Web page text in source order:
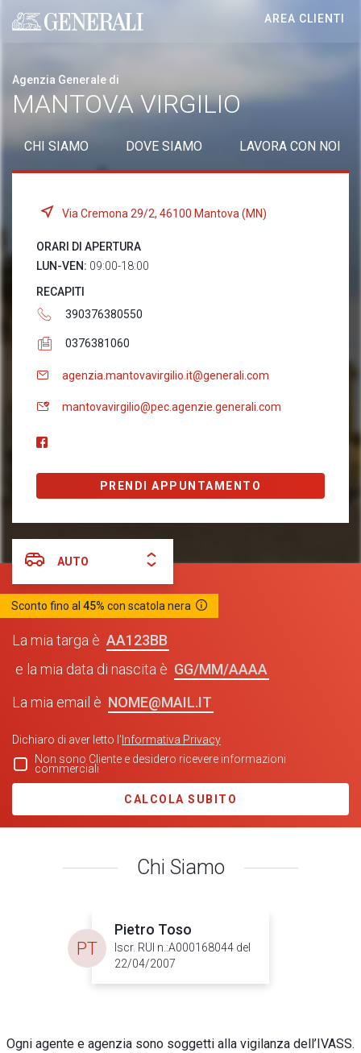
Generali logo
AREA CLIENTI
Agenzia Generale di
MANTOVA VIRGILIO
CHI SIAMO DOVE SIAMO LAVORA CON NOI
Via Cremona 29/2, 46100 Mantova (MN)
ORARI DI APERTURA
LUN-VEN: 09:00-18:00
RECAPITI
390376380550
0376381060
agenzia.mantovavirgilio.it@generali.com
mantovavirgilio@pec.agenzie.generali.com
PRENDI APPUNTAMENTO
AUTO
Sconto fino al 45% con scatola nera
La mia targa è
AA123BB
e la mia data di nascita è
GG/MM/AAAA
La mia email è NOME@MAIL.IT
Dichiaro di aver letto l' Informativa Privacy
Non sono Cliente e desidero ricevere informazioni
commerciali
CALCOLA SUBITO
Chi Siamo
Pietro Toso
Iscr. RUI n.:A000168044 del
22/04/2007
PT
Ogni agente e agenzia sono soggetti alla vigilanza dell’IVASS.